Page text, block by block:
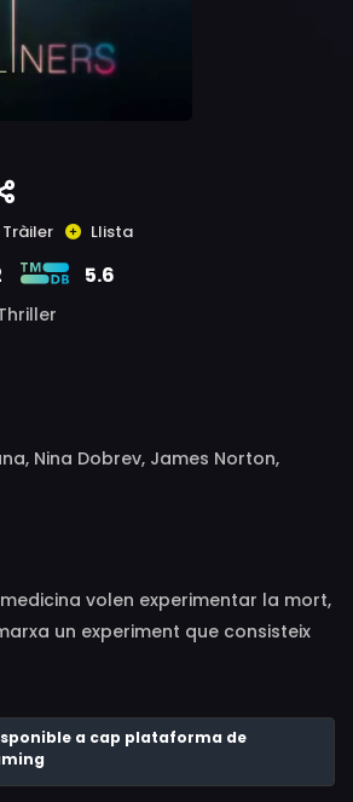
Tràiler Llista
5.6
Nina Dobrev, James Norton,
Mirchoff, Wendy Raquel Robinson,
Brydges, Jacob Soley, Anna
Jenny Raven, Charlotte McKinney,
Nadine Whiteman, Richard
DiMatteo, Jimi Shlag,
Barbosa, Jelena Savić, Brian
Poynter, Avery Bederman,
Rose, Corey Chainey, Janet
volen experimentar la mort,
un experiment que consisteix
cardíaca fins al límit.
una experiència diferent.
a cap plataforma de